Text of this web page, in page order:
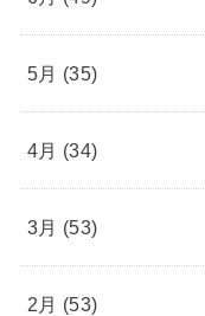
5月 (35)
4月 (34)
3月 (53)
2月 (53)